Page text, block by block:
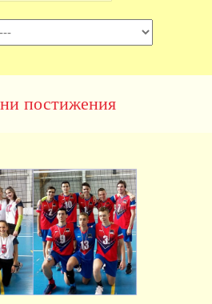
постижения